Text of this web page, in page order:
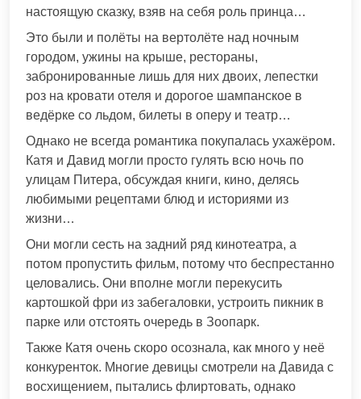
настоящую сказку, взяв на себя роль принца…
Это были и полёты на вертолёте над ночным
городом, ужины на крыше, рестораны,
забронированные лишь для них двоих, лепестки
роз на кровати отеля и дорогое шампанское в
ведёрке со льдом, билеты в оперу и театр…
Однако не всегда романтика покупалась ухажёром.
Катя и Давид могли просто гулять всю ночь по
улицам Питера, обсуждая книги, кино, делясь
любимыми рецептами блюд и историями из
жизни…
Они могли сесть на задний ряд кинотеатра, а
потом пропустить фильм, потому что беспрестанно
целовались. Они вполне могли перекусить
картошкой фри из забегаловки, устроить пикник в
парке или отстоять очередь в Зоопарк.
Также Катя очень скоро осознала, как много у неё
конкуренток. Многие девицы смотрели на Давида с
восхищением, пытались флиртовать, однако